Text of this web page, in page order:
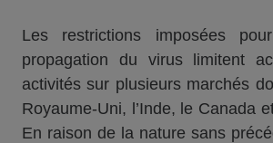
Les restrictions imposées
propagation du virus limitent
activités sur plusieurs marchés
Royaume-Uni, l’Inde, le Canada
En raison de la nature sans